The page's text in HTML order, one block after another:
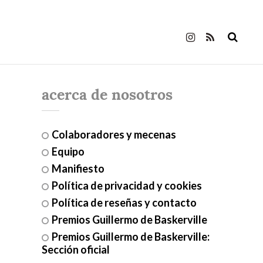
acerca de nosotros
Colaboradores y mecenas
Equipo
Manifiesto
Política de privacidad y cookies
Política de reseñas y contacto
Premios Guillermo de Baskerville
Premios Guillermo de Baskerville:
Sección oficial